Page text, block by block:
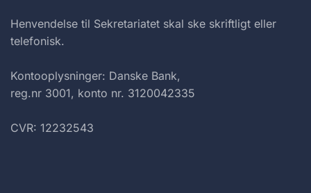
Henvendelse til Sekretariatet skal ske skriftligt eller
telefonisk.
Kontooplysninger: Danske Bank,
reg.nr 3001, konto nr. 3120042335
CVR: 12232543